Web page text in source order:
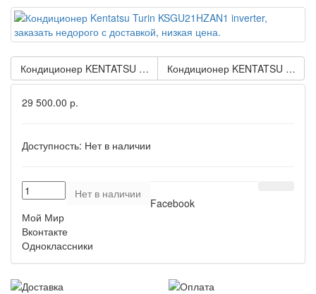
Кондиционер KENTATSU Turin KSGU61HZAN1 inverter
Кондиционер KENTATSU Bravo
29 500.00 р.
Доступность: Нет в наличии
Нет в наличии
Facebook
Мой Мир
Вконтакте
Одноклассники